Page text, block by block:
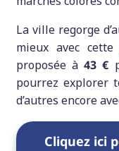
La ville regorge
mieux avec cette
proposée à43 €
pourrez explorer
d’autres encore
Cliquez ici